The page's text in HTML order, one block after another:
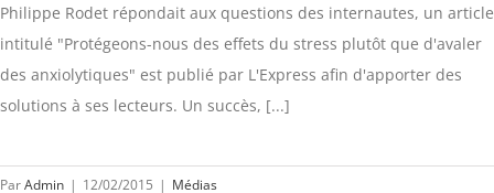
Philippe Rodet répondait aux questions des internautes, un article
intitulé "Protégeons-nous des effets du stress plutôt que d'avaler
des anxiolytiques" est publié par L'Express afin d'apporter des
solutions à ses lecteurs. Un succès, [...]
ParAdmin | 12/02/2015 | Médias